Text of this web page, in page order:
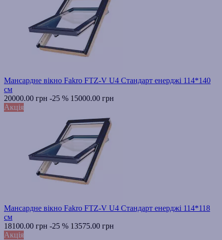
Мансардне вікно Fakro FTZ-V U4 Стандарт енерджі 114*140
см
20000.00 грн -25 % 15000.00 грн
Акція
Мансардне вікно Fakro FTZ-V U4 Стандарт енерджі 114*118
см
18100.00 грн -25 % 13575.00 грн
Акція